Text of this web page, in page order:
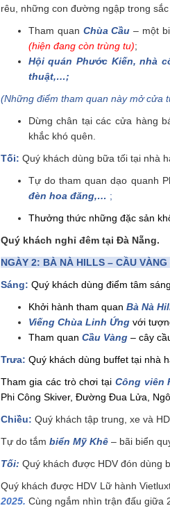
rêu, những con đường ngập trong
Tham quan Chùa Cầu– một
(hiện đang còn trùng tu);
Hội quán Phước Kiến, nhà
thuật,…;
(Những điểm tham quan này mở cửa
Dừng chân tại các cửa hàng
khắc khó quên.
Tối: Quý khách dùng bữa tối tại nhà
Tự do tham quan dạo quanh
đèn hoa đăng,… ;
Thưởng thức những đặc sản
Quý khách nghỉ đêm tại Đà Nẵng.
NGÀY 2: BÀ NÀ HILLS – CẦU
Sáng: Quý khách dùng điểm tâm
Khởi hành tham quan Bà Nà
Viếng Chùa Linh Ứng với
Tham quan Cầu Vàng – cây
Trưa: Quý khách dùng buffet tại nhà
Tham gia các trò chơi tại Công viên
Phi Công Skiver, Đường Đua Lửa,
Chiều: Quý khách tập trung, xe và
Tự do tắm biển Mỹ Khê– bãi biển
Tối: Quý khách được HDV đón dùng
Quý khách được HDV Lữ hành
2025. Cùng ngắm nhìn trận đấu giữa